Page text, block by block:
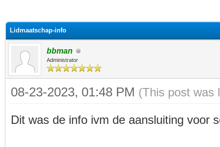
Lidmaatschap-info
bbman
Administrator
08-23-2023, 01:48 PM (This post was
Dit was de info ivm de aansluiting voor